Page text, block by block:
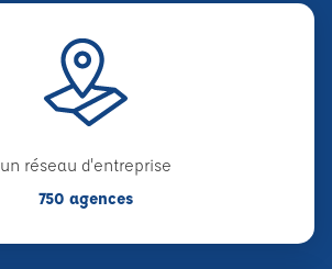
un réseau d'entreprise
750 agences